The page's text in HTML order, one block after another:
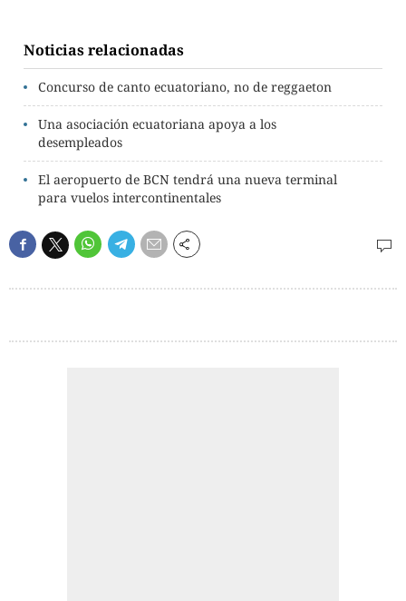
Noticias relacionadas
Concurso de canto ecuatoriano, no de reggaeton
Una asociación ecuatoriana apoya a los
desempleados
El aeropuerto de BCN tendrá una nueva terminal
para vuelos intercontinentales